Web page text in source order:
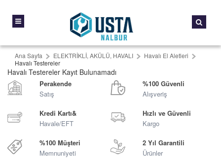
Ana Sayfa ELEKTRİKLİ, AKÜLÜ, HAVALI
Havalı El Aletleri
Havalı Testereler
Havalı Testereler Kayıt Bulunamadı
Perakende
Satış
%100 Güvenli
Alışveriş
Kredi Kartı&
Havale/EFT
Hızlı ve Güvenli
Kargo
%100 Müşteri
Memnuniyeti
2 Yıl Garantili
Ürünler